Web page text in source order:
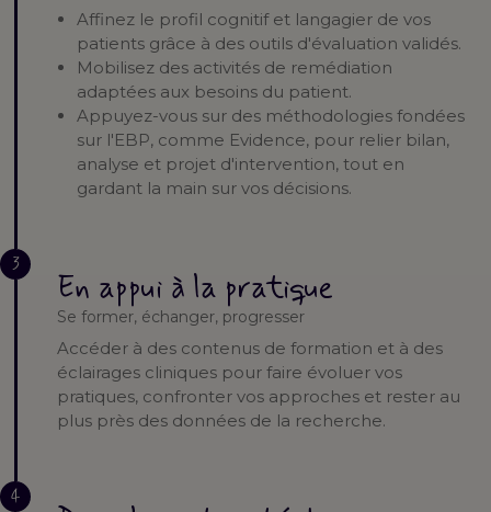
Affinez le profil cognitif et langagier de vos
patients grâce à des outils d'évaluation validés.
Mobilisez des activités de remédiation
adaptées aux besoins du patient.
Appuyez-vous sur des méthodologies fondées
sur l'EBP, comme Evidence, pour relier bilan,
analyse et projet d'intervention, tout en
gardant la main sur vos décisions.
3
En appui à la pratique
Se former, échanger, progresser
Accéder à des contenus de formation et à des
éclairages cliniques pour faire évoluer vos
pratiques, confronter vos approches et rester au
plus près des données de la recherche.
4